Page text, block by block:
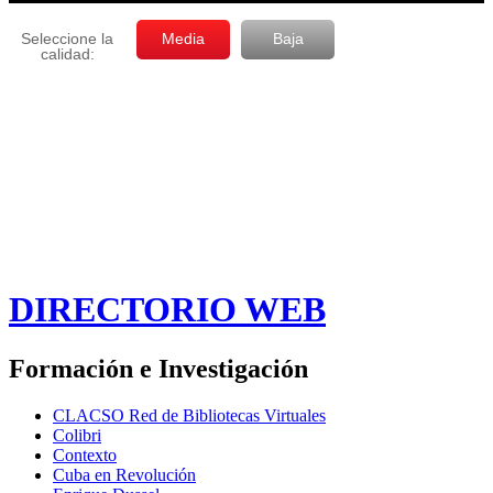
DIRECTORIO WEB
Formación e Investigación
CLACSO Red de Bibliotecas Virtuales
Colibri
Contexto
Cuba en Revolución